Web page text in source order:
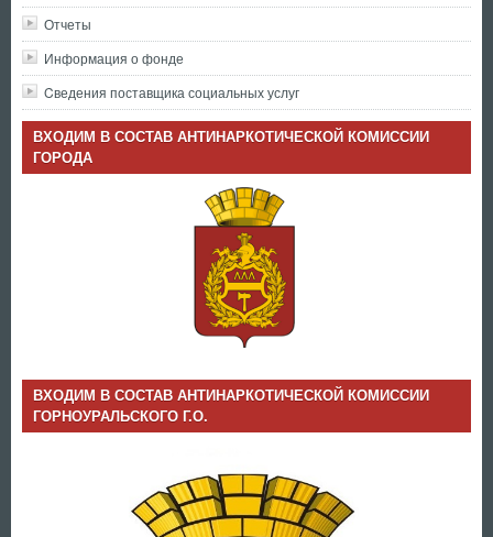
Отчеты
Информация о фонде
Cведения поставщика социальных услуг
ВХОДИМ В СОСТАВ АНТИНАРКОТИЧЕСКОЙ КОМИССИИ
ГОРОДА
ВХОДИМ В СОСТАВ АНТИНАРКОТИЧЕСКОЙ КОМИССИИ
ГОРНОУРАЛЬСКОГО Г.О.